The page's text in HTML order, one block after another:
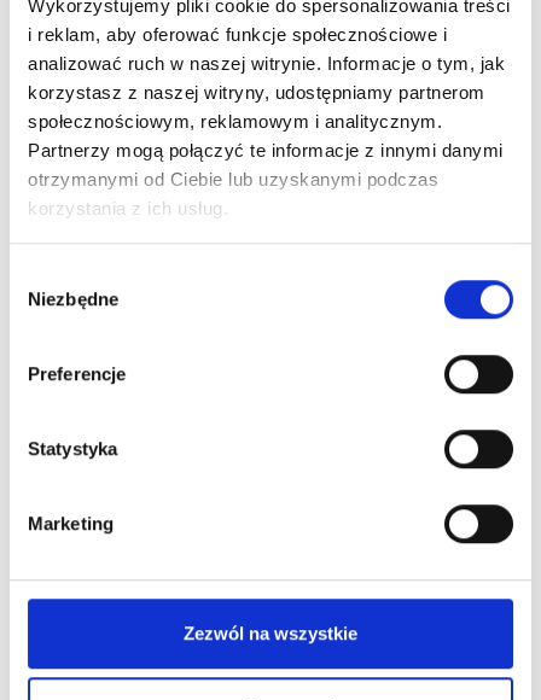
Wykorzystujemy pliki cookie do spersonalizowania treści
i reklam, aby oferować funkcje społecznościowe i
analizować ruch w naszej witrynie. Informacje o tym, jak
korzystasz z naszej witryny, udostępniamy partnerom
społecznościowym, reklamowym i analitycznym.
Partnerzy mogą połączyć te informacje z innymi danymi
otrzymanymi od Ciebie lub uzyskanymi podczas
korzystania z ich usług.
zgody
Niezbędne
Preferencje
Statystyka
Marketing
Zezwól na wszystkie
system spieniania mleka po każdym użyciu oraz...
9 marca, 2026
Czyszczenie sprzętów
usuwania przypaleń i kamienia
koszuli pojawił się brązowy ślad, a stopa żelazka
pokryła się nieestetyczną, szorstką warstwą.